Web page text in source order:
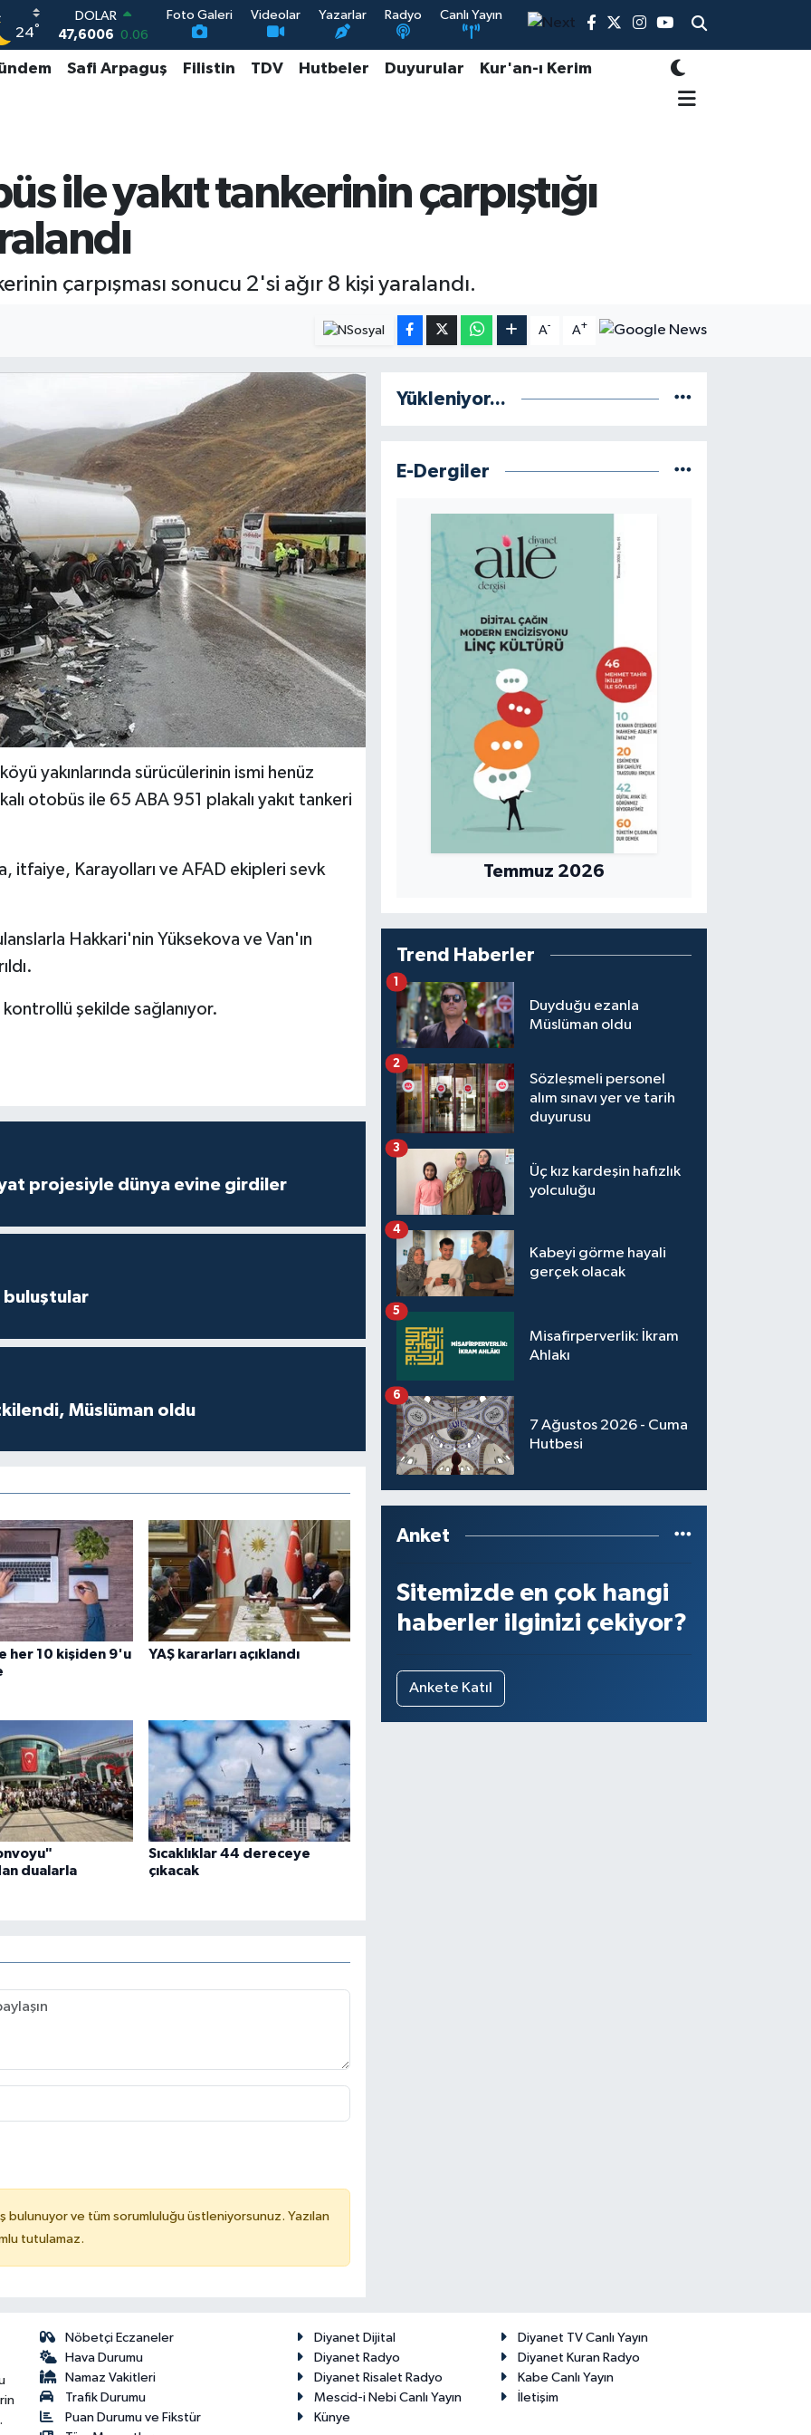
24°
DOLAR
47,6006 0.06
EURO
55,0250 0.02
13.799 70
Foto Galeri Videolar Yazarlar Radyo Canlı Yayın
Safi Arpaguş Filistin TDV Hutbeler Duyurular Kur'an-ı Kerim
ile yakıt tankerinin çarpıştığı
çarpışması sonucu 2'si ağır 8 kişi yaralandı.
A- A+
yakınlarında sürücülerinin ismi henüz
otobüs ile 65 ABA 951 plakalı yakıt tankeri
itfaiye, Karayolları ve AFAD ekipleri sevk
Hakkari'nin Yüksekova ve Van'ın
kontrollü şekilde sağlanıyor.
projesiyle dünya evine girdiler
buluştular
Müslüman oldu
her 10 kişiden 9'u
YAŞ kararları açıklandı
dualarla
Sıcaklıklar 44 dereceye
çıkacak
bulunuyor ve tüm sorumluluğu üstleniyorsunuz. Yazılan
tutulamaz.
Yükleniyor...
E-Dergiler
Temmuz 2026
Trend Haberler
Duyduğu ezanla
Müslüman oldu
1
Sözleşmeli personel
alım sınavı yer ve tarih
duyurusu
2
Üç kız kardeşin hafızlık
yolculuğu
3
Kabeyi görme hayali
gerçek olacak
4
Misafirperverlik: İkram
Ahlakı
5
7 Ağustos 2026 - Cuma
Hutbesi
6
Anket
Sitemizde en çok hangi
haberler ilginizi çekiyor?
Ankete Katıl
Nöbetçi Eczaneler
Hava Durumu
Namaz Vakitleri
Trafik Durumu
Puan Durumu ve Fikstür
Diyanet Dijital
Diyanet TV Canlı Yayın
Diyanet Radyo
Diyanet Kuran Radyo
Diyanet Risalet Radyo
Kabe Canlı Yayın
Mescid-i Nebi Canlı Yayın
İletişim
Künye